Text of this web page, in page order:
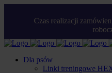
Czas realizacji
Dla psów
Linki treningowe